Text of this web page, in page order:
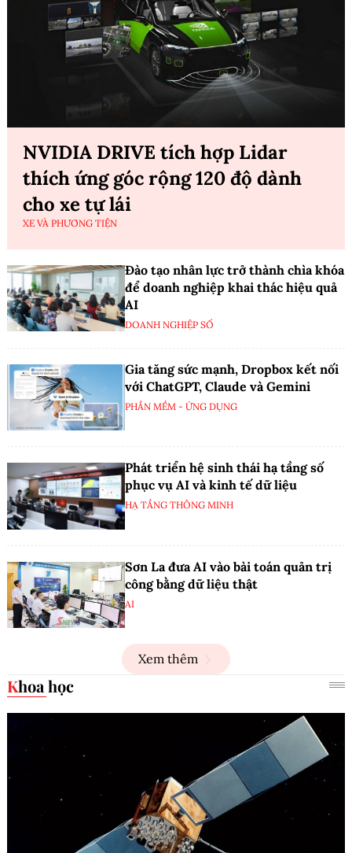
NVIDIA DRIVE tích hợp Lidar
thích ứng góc rộng 120 độ dành
cho xe tự lái
XE VÀ PHƯƠNG TIỆN
Đào tạo nhân lực trở thành chìa khóa
để doanh nghiệp khai thác hiệu quả
AI
DOANH NGHIỆP SỐ
Gia tăng sức mạnh, Dropbox kết nối
với ChatGPT, Claude và Gemini
PHẦN MỀM - ỨNG DỤNG
Phát triển hệ sinh thái hạ tầng số
phục vụ AI và kinh tế dữ liệu
HẠ TẦNG THÔNG MINH
Sơn La đưa AI vào bài toán quản trị
công bằng dữ liệu thật
AI
Xem thêm
Khoa học